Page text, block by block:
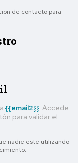
de contacto para
{{email2}} . Accede
para validar el
nadie esté utilizando